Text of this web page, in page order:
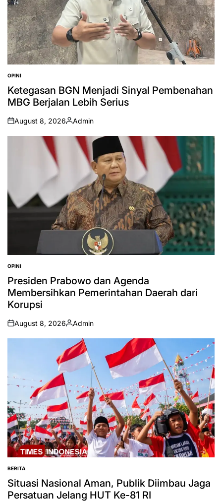
POSTED
IN
OPINI
Ketegasan BGN Menjadi Sinyal Pembenahan
MBG Berjalan Lebih Serius
on
August 8, 2026
Posted
by
Admin
POSTED
IN
OPINI
Presiden Prabowo dan Agenda
Membersihkan Pemerintahan Daerah dari
Korupsi
on
August 8, 2026
Posted
by
Admin
POSTED
IN
BERITA
Situasi Nasional Aman, Publik Diimbau Jaga
Persatuan Jelang HUT Ke-81 RI